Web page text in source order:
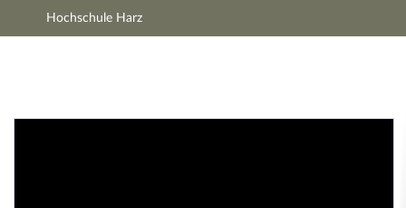
Hauptnavigation
Hochschule Harz